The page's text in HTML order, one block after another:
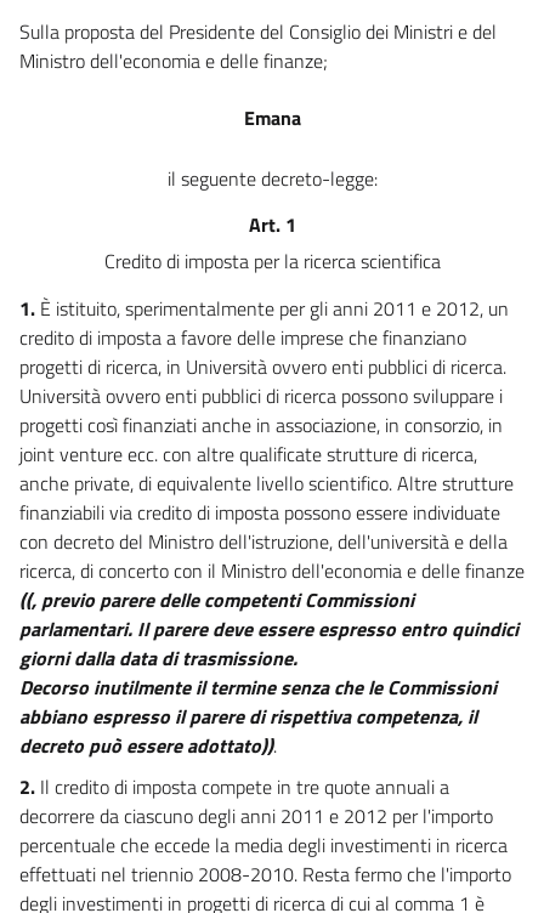
Sulla proposta del Presidente del Consiglio dei Ministri e del
Ministro dell'economia e delle finanze;
Emana
il seguente decreto-legge:
Art. 1
Credito di imposta per la ricerca scientifica
1. È istituito, sperimentalmente per gli anni 2011 e 2012, un
credito di imposta a favore delle imprese che finanziano
progetti di ricerca, in Università ovvero enti pubblici di ricerca.
Università ovvero enti pubblici di ricerca possono sviluppare i
progetti così finanziati anche in associazione, in consorzio, in
joint venture ecc. con altre qualificate strutture di ricerca,
anche private, di equivalente livello scientifico. Altre strutture
finanziabili via credito di imposta possono essere individuate
con decreto del Ministro dell'istruzione, dell'università e della
ricerca, di concerto con il Ministro dell'economia e delle finanze
((, previo parere delle competenti Commissioni
parlamentari. Il parere deve essere espresso entro quindici
giorni dalla data di trasmissione.
Decorso inutilmente il termine senza che le Commissioni
abbiano espresso il parere di rispettiva competenza, il
decreto può essere adottato)).
2. Il credito di imposta compete in tre quote annuali a
decorrere da ciascuno degli anni 2011 e 2012 per l'importo
percentuale che eccede la media degli investimenti in ricerca
effettuati nel triennio 2008-2010. Resta fermo che l'importo
degli investimenti in progetti di ricerca di cui al comma 1 è